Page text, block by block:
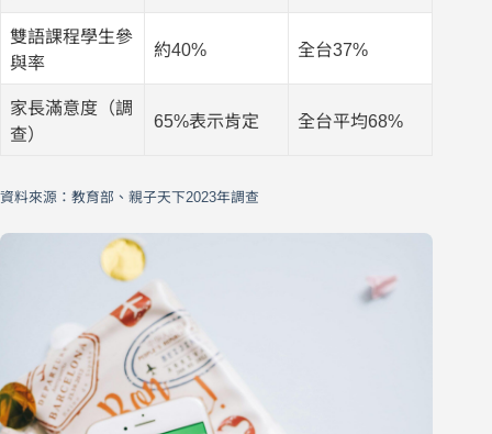
雙語課程學生參
與率
約40% 全台37%
家長滿意度（調
查）
65%表示肯定 全台平均68%
資料來源：教育部、親子天下2023年調查